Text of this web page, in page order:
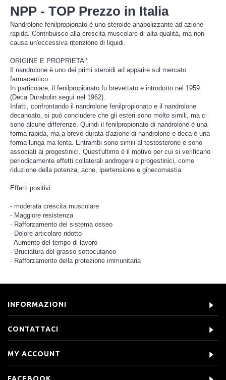
NPP - TOP Prezzo in Italia
Nandrolone fenilpropionato è uno steroide anabolizzante ad azione
rapida. Contribuisce alla crescita muscolare di alta qualità, ma non
causa un'eccessiva ritenzione di liquidi.
ORIGINE E PROPRIETA ':
Il nandrolone è uno dei primi steroidi ad apparire sul mercato
farmaceutico.
In particolare, il fenilpropionato fu brevettato e introdotto nel 1959
(Deca Durabolin seguì nel 1962).
Infatti, confrontando il nandrolone fenilpropionato e il nandrolone
decanoato, si può concludere che gli esteri sono molto simili, ma ci
sono alcune differenze. Quindi il fenilpropionato di nandrolone è una
forma rapida, ma a breve durata d'azione di nandrolone e deca è una
forma lunga ma lenta. Entrambi sono simili al testosterone e sono
associati ai progestinici. Quest'ultimo è il motivo per cui si verificano
periodicamente effetti collaterali androgeni e progestinici, come
riduzione della potenza, acne, ipertensione e ginecomastia.
Effetti positivi:
- moderata crescita muscolare
- Maggiore resistenza
- Rafforzamento del sistema osseo
- Dolore articolare ridotto
- Aumento del tempo di lavoro
- Bruciatura del grasso sottocutaneo
- Rafforzamento della protezione immunitaria
INFORMAZIONI
CONTATTACI
MY ACCOUNT